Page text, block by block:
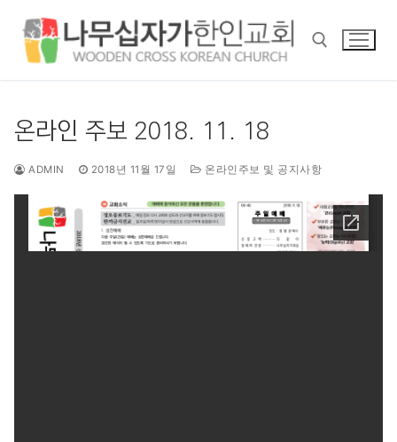
온라인 주보 2018. 11. 18
ADMIN 2018년 11월 17일 온라인주보 및 공지사항